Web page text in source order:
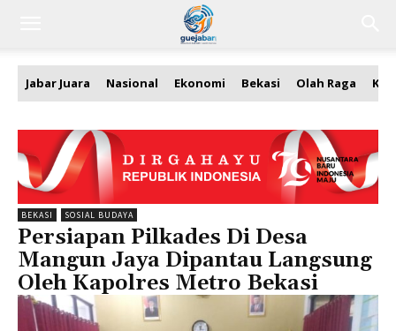
Jabar Juara Nasional Ekonomi Bekasi Olah Raga
BEKASI SOSIAL BUDAYA
Persiapan Pilkades Di Desa
Mangun Jaya Dipantau Langsung
Oleh Kapolres Metro Bekasi